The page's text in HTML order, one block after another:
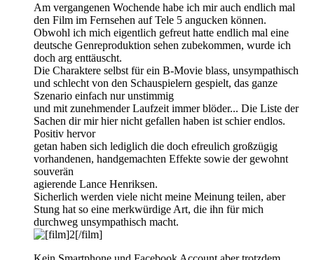
Am vergangenen Wochende habe ich mir auch endlich mal
den Film im Fernsehen auf Tele 5 angucken können.
Obwohl ich mich eigentlich gefreut hatte endlich mal eine
deutsche Genreproduktion sehen zubekommen, wurde ich
doch arg enttäuscht.
Die Charaktere selbst für ein B-Movie blass, unsympathisch
und schlecht von den Schauspielern gespielt, das ganze
Szenario einfach nur unstimmig
und mit zunehmender Laufzeit immer blöder... Die Liste der
Sachen dir mir hier nicht gefallen haben ist schier endlos.
Positiv hervor
getan haben sich lediglich die doch efreulich großzügig
vorhandenen, handgemachten Effekte sowie der gewohnt
souverän
agierende Lance Henriksen.
Sicherlich werden viele nicht meine Meinung teilen, aber
Stung hat so eine merkwürdige Art, die ihn für mich
durchweg unsympathisch macht.